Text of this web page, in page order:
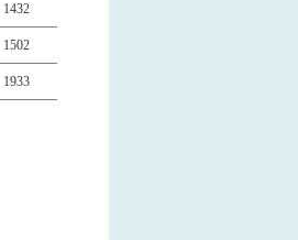
1432
1502
1933